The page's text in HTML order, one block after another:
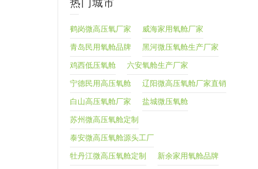
热门城市
鹤岗微高压氧厂家 威海家用氧舱厂家
青岛民用氧舱品牌 黑河微压氧舱生产厂家
鸡西低压氧舱 六安氧舱生产厂家
宁德民用高压氧舱 辽阳微高压氧舱厂家直销
白山高压氧舱厂家 盐城微压氧舱
苏州微高压氧舱定制
泰安微高压氧舱源头工厂
牡丹江微高压氧舱定制 新余家用氧舱品牌